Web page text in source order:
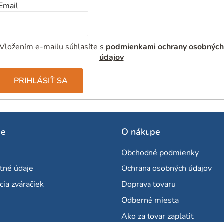
Vložením e-mailu súhlasíte s podmienkami ochrany osobných
údajov
PRIHLÁSIŤ SA
údaje
zváračiek
O nákupe
Obchodné podmienky
Ochrana osobných údajov
Doprava tovaru
Odberné miesta
Ako za tovar zaplatiť